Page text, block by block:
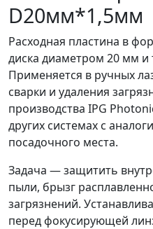
D20мм*1,5мм
Расходная пластина в
диска диаметром 20 мм
Применяется в ручных
сварки и удаления
производства IPG
других системах с
посадочного места.
Задача — защитить
пыли, брызг
загрязнений.
перед фокусирующей